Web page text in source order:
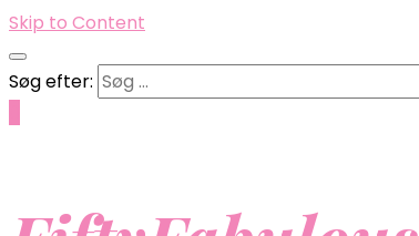
Skip to Content
Søg efter: